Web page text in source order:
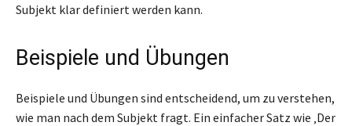
Subjekt klar definiert werden kann.
Beispiele und Übungen
Beispiele und Übungen sind entscheidend, um zu verstehen,
wie man nach dem Subjekt fragt. Ein einfacher Satz wie ‚Der